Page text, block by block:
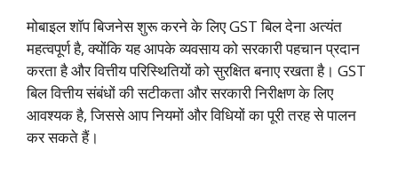
मोबाइल शॉप बिजनेस शुरू करने के लिए GST बिल देना अत्यंत
महत्वपूर्ण है, क्योंकि यह आपके व्यवसाय को सरकारी पहचान प्रदान
करता है और वित्तीय परिस्थितियों को सुरक्षित बनाए रखता है। GST
बिल वित्तीय संबंधों की सटीकता और सरकारी निरीक्षण के लिए
आवश्यक है, जिससे आप नियमों और विधियों का पूरी तरह से पालन
कर सकते हैं।